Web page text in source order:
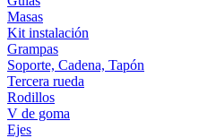
Masas
Kit instalación
Grampas
Soporte, Cadena, Tapón
Tercera rueda
Rodillos
V de goma
Ejes